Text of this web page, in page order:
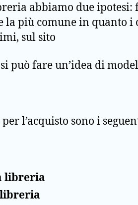
abbiamo due
la più comune in quanto
sul sito
può fare un’idea di
l’acquisto sono i
libreria